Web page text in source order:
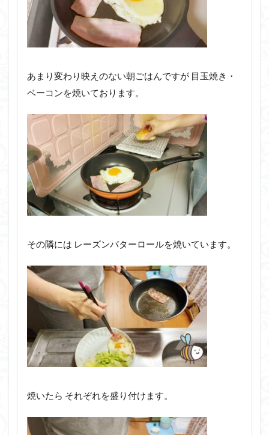
あまり変わり映えのない朝ごはんですが 目玉焼き・
ベーコンを焼いております。
その隣には レーズンバターロールを焼いています。
焼いたら それぞれを盛り付けます。